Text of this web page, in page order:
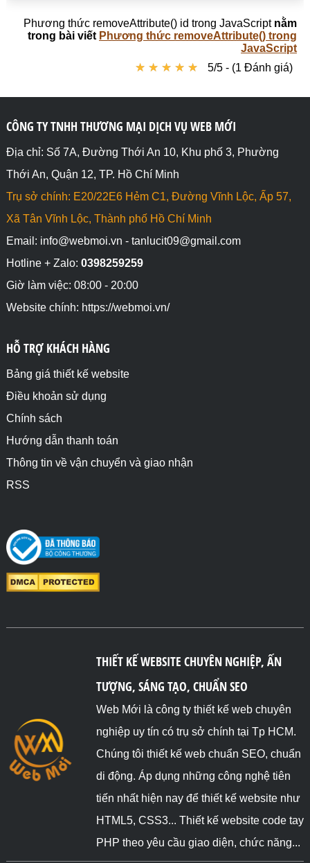
Phương thức removeAttribute() id trong JavaScript nằm
trong bài viết Phương thức removeAttribute() trong
JavaScript
★ ★ ★ ★ ★
★ ★ ★ ★ ★ 5/5 - (1 Đánh giá)
CÔNG TY TNHH THƯƠNG MẠI DỊCH VỤ WEB MỚI
Địa chỉ: Số 7A, Đường Thới An 10, Khu phố 3, Phường
Thới An, Quận 12, TP. Hồ Chí Minh
Trụ sở chính: E20/22E6 Hẻm C1, Đường Vĩnh Lộc, Ấp 57,
Xã Tân Vĩnh Lộc, Thành phố Hồ Chí Minh
Email: info@webmoi.vn - tanlucit09@gmail.com
Hotline + Zalo: 0398259259
Giờ làm việc: 08:00 - 20:00
Website chính: https://webmoi.vn/
HỖ TRỢ KHÁCH HÀNG
Bảng giá thiết kế website
Điều khoản sử dụng
Chính sách
Hướng dẫn thanh toán
Thông tin về vận chuyển và giao nhận
RSS
THIẾT KẾ WEBSITE CHUYÊN NGHIỆP, ẤN
TƯỢNG, SÁNG TẠO, CHUẨN SEO
Web Mới là công ty thiết kế web chuyên
nghiệp uy tín có trụ sở chính tại Tp HCM.
Chúng tôi thiết kế web chuẩn SEO, chuẩn
di động. Áp dụng những công nghệ tiên
tiến nhất hiện nay để thiết kế website như
HTML5, CSS3... Thiết kế website code tay
PHP theo yêu cầu giao diện, chức năng...